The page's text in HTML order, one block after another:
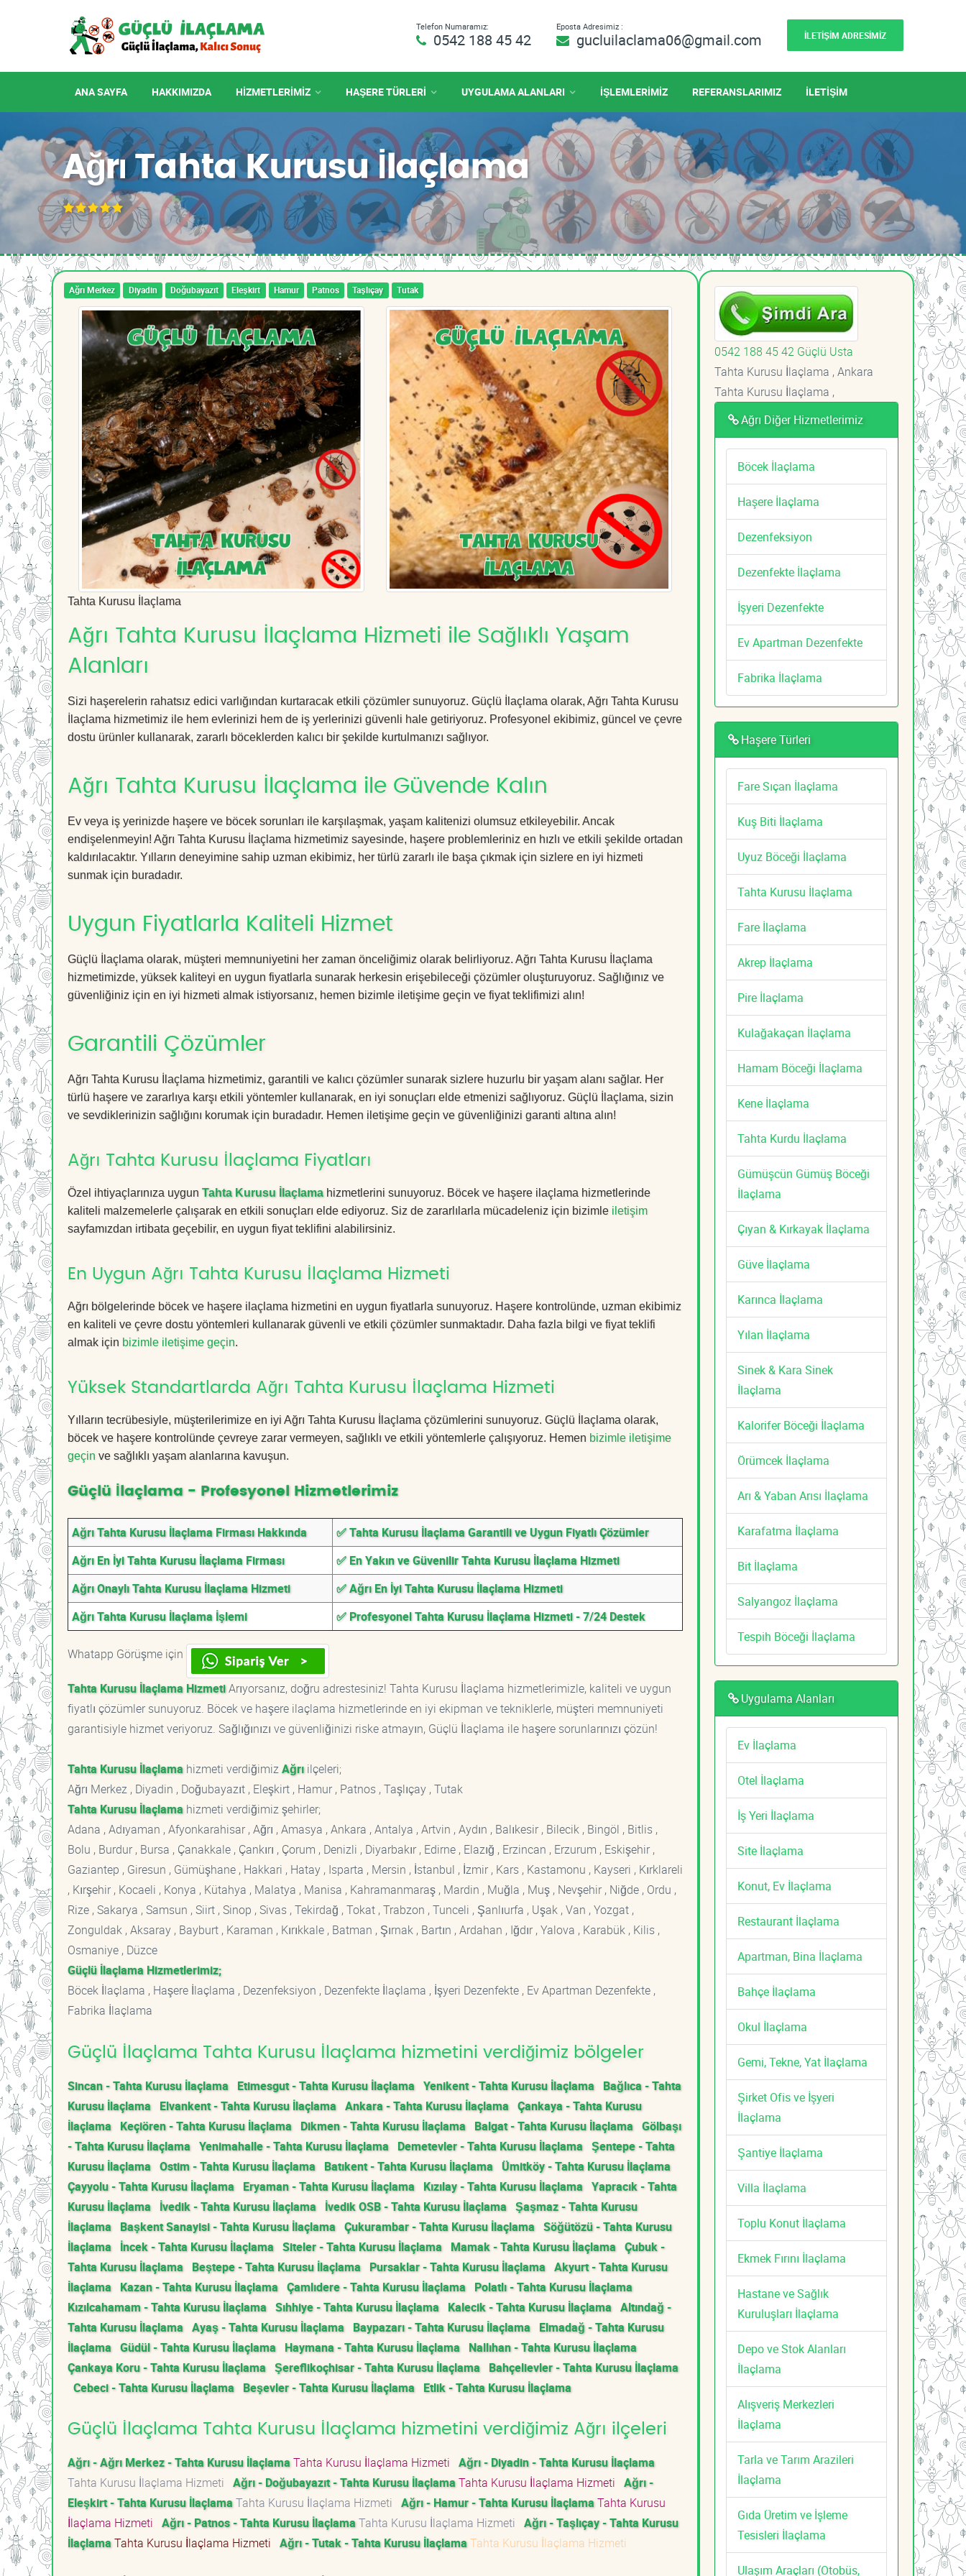
Telefon Numaramız:
0542 188 45 42
Eposta Adresimiz :
gucluilaclama06@gmail.com İLETİŞİM ADRESİMİZ
ANA SAYFA HAKKIMIZDA HIZMETLERIMIZ HAŞERE TÜRLERİ UYGULAMA ALANLARI İŞLEMLERİMİZ REFERANSLARIMIZ İLETİŞİM
Ağrı Tahta Kurusu İlaçlama
Ağrı Merkez Diyadin Doğubayazıt Eleşkirt Hamur Patnos Taşlıçay Tutak
Tahta Kurusu İlaçlama
Ağrı Tahta Kurusu İlaçlama Hizmeti ile Sağlıklı Yaşam
Alanları
Sizi haşerelerin rahatsız edici varlığından kurtaracak etkili çözümler sunuyoruz. Güçlü İlaçlama olarak, Ağrı Tahta Kurusu
İlaçlama hizmetimiz ile hem evlerinizi hem de iş yerlerinizi güvenli hale getiriyoruz. Profesyonel ekibimiz, güncel ve çevre
dostu ürünler kullanarak, zararlı böceklerden kalıcı bir şekilde kurtulmanızı sağlıyor.
Ağrı Tahta Kurusu İlaçlama ile Güvende Kalın
Ev veya iş yerinizde haşere ve böcek sorunları ile karşılaşmak, yaşam kalitenizi olumsuz etkileyebilir. Ancak
endişelenmeyin! Ağrı Tahta Kurusu İlaçlama hizmetimiz sayesinde, haşere problemleriniz en hızlı ve etkili şekilde ortadan
kaldırılacaktır. Yılların deneyimine sahip uzman ekibimiz, her türlü zararlı ile başa çıkmak için sizlere en iyi hizmeti
sunmak için buradadır.
Uygun Fiyatlarla Kaliteli Hizmet
Güçlü İlaçlama olarak, müşteri memnuniyetini her zaman önceliğimiz olarak belirliyoruz. Ağrı Tahta Kurusu İlaçlama
hizmetimizde, yüksek kaliteyi en uygun fiyatlarla sunarak herkesin erişebileceği çözümler oluşturuyoruz. Sağlığınız ve
güvenliğiniz için en iyi hizmeti almak istiyorsanız, hemen bizimle iletişime geçin ve fiyat teklifimizi alın!
Garantili Çözümler
Ağrı Tahta Kurusu İlaçlama hizmetimiz, garantili ve kalıcı çözümler sunarak sizlere huzurlu bir yaşam alanı sağlar. Her
türlü haşere ve zararlıya karşı etkili yöntemler kullanarak, en iyi sonuçları elde etmenizi sağlıyoruz. Güçlü İlaçlama, sizin
ve sevdiklerinizin sağlığını korumak için buradadır. Hemen iletişime geçin ve güvenliğinizi garanti altına alın!
Ağrı Tahta Kurusu İlaçlama Fiyatları
Özel ihtiyaçlarınıza uygun Tahta Kurusu İlaçlamahizmetlerini sunuyoruz. Böcek ve haşere ilaçlama hizmetlerinde
kaliteli malzemelerle çalışarak en etkili sonuçları elde ediyoruz. Siz de zararlılarla mücadeleniz için bizimle iletişim
sayfamızdan irtibata geçebilir, en uygun fiyat teklifini alabilirsiniz.
En Uygun Ağrı Tahta Kurusu İlaçlama Hizmeti
Ağrı bölgelerinde böcek ve haşere ilaçlama hizmetini en uygun fiyatlarla sunuyoruz. Haşere kontrolünde, uzman ekibimiz
en kaliteli ve çevre dostu yöntemleri kullanarak güvenli ve etkili çözümler sunmaktadır. Daha fazla bilgi ve fiyat teklifi
almak için bizimle iletişime geçin.
Yüksek Standartlarda Ağrı Tahta Kurusu İlaçlama Hizmeti
Yılların tecrübesiyle, müşterilerimize en iyi Ağrı Tahta Kurusu İlaçlama çözümlerini sunuyoruz. Güçlü İlaçlama olarak,
böcek ve haşere kontrolünde çevreye zarar vermeyen, sağlıklı ve etkili yöntemlerle çalışıyoruz. Hemen bizimle iletişime
geçin ve sağlıklı yaşam alanlarına kavuşun.
Güçlü İlaçlama - Profesyonel Hizmetlerimiz
Ağrı Tahta Kurusu İlaçlama Firması Hakkında
✅ Tahta Kurusu İlaçlama Garantili ve Uygun Fiyatlı Çözümler
Ağrı En İyi Tahta Kurusu İlaçlama Firması
✅ En Yakın ve Güvenilir Tahta Kurusu İlaçlama Hizmeti
Ağrı Onaylı Tahta Kurusu İlaçlama Hizmeti
✅ Ağrı En İyi Tahta Kurusu İlaçlama Hizmeti
Ağrı Tahta Kurusu İlaçlama İşlemi
✅ Profesyonel Tahta Kurusu İlaçlama Hizmeti - 7/24 Destek
Whatapp Görüşme için
Tahta Kurusu İlaçlama HizmetiArıyorsanız, doğru adrestesiniz! Tahta Kurusu İlaçlama hizmetlerimizle, kaliteli ve uygun
fiyatlı çözümler sunuyoruz. Böcek ve haşere ilaçlama hizmetlerinde en iyi ekipman ve tekniklerle, müşteri memnuniyeti
garantisiyle hizmet veriyoruz. Sağlığınızı ve güvenliğinizi riske atmayın, Güçlü İlaçlama ile haşere sorunlarınızı çözün!
Tahta Kurusu İlaçlama hizmeti verdiğimizAğrıilçeleri;
Ağrı Merkez , Diyadin , Doğubayazıt , Eleşkirt , Hamur , Patnos , Taşlıçay , Tutak
Tahta Kurusu İlaçlama hizmeti verdiğimiz şehirler;
Adana , Adıyaman , Afyonkarahisar , Ağrı , Amasya , Ankara , Antalya , Artvin , Aydın , Balıkesir , Bilecik , Bingöl , Bitlis ,
Bolu , Burdur , Bursa , Çanakkale , Çankırı , Çorum , Denizli , Diyarbakır , Edirne , Elazığ , Erzincan , Erzurum , Eskişehir ,
Gaziantep , Giresun , Gümüşhane , Hakkari , Hatay , Isparta , Mersin , İstanbul , İzmir , Kars , Kastamonu , Kayseri , Kırklareli
, Kırşehir , Kocaeli , Konya , Kütahya , Malatya , Manisa , Kahramanmaraş , Mardin , Muğla , Muş , Nevşehir , Niğde , Ordu ,
Rize , Sakarya , Samsun , Siirt , Sinop , Sivas , Tekirdağ , Tokat , Trabzon , Tunceli , Şanlıurfa , Uşak , Van , Yozgat ,
Zonguldak , Aksaray , Bayburt , Karaman , Kırıkkale , Batman , Şırnak , Bartın , Ardahan , Iğdır , Yalova , Karabük , Kilis ,
Osmaniye , Düzce
Güçlü İlaçlama Hizmetlerimiz;
Böcek İlaçlama , Haşere İlaçlama , Dezenfeksiyon , Dezenfekte İlaçlama , İşyeri Dezenfekte , Ev Apartman Dezenfekte ,
Fabrika İlaçlama
Güçlü İlaçlama Tahta Kurusu İlaçlama hizmetini verdiğimiz bölgeler
Sincan - Tahta Kurusu İlaçlama Etimesgut - Tahta Kurusu İlaçlama Yenikent - Tahta Kurusu İlaçlama Bağlıca - Tahta
Kurusu İlaçlama Elvankent - Tahta Kurusu İlaçlama Ankara - Tahta Kurusu İlaçlama Çankaya - Tahta Kurusu
İlaçlama Keçiören - Tahta Kurusu İlaçlama Dikmen - Tahta Kurusu İlaçlama Balgat - Tahta Kurusu İlaçlama Gölbaşı
- Tahta Kurusu İlaçlama Yenimahalle - Tahta Kurusu İlaçlama Demetevler - Tahta Kurusu İlaçlama Şentepe - Tahta
Kurusu İlaçlama Ostim - Tahta Kurusu İlaçlama Batıkent - Tahta Kurusu İlaçlama Ümitköy - Tahta Kurusu İlaçlama
Çayyolu - Tahta Kurusu İlaçlama Eryaman - Tahta Kurusu İlaçlama Kızılay - Tahta Kurusu İlaçlama Yapracık - Tahta
Kurusu İlaçlama İvedik - Tahta Kurusu İlaçlama İvedik OSB - Tahta Kurusu İlaçlama Şaşmaz - Tahta Kurusu
İlaçlama Başkent Sanayisi - Tahta Kurusu İlaçlama Çukurambar - Tahta Kurusu İlaçlama Söğütözü - Tahta Kurusu
İlaçlama İncek - Tahta Kurusu İlaçlama Siteler - Tahta Kurusu İlaçlama Mamak - Tahta Kurusu İlaçlama Çubuk -
Tahta Kurusu İlaçlama Beştepe - Tahta Kurusu İlaçlama Pursaklar - Tahta Kurusu İlaçlama Akyurt - Tahta Kurusu
İlaçlama Kazan - Tahta Kurusu İlaçlama Çamlıdere - Tahta Kurusu İlaçlama Polatlı - Tahta Kurusu İlaçlama
Kızılcahamam - Tahta Kurusu İlaçlama Sıhhiye - Tahta Kurusu İlaçlama Kalecik - Tahta Kurusu İlaçlama Altındağ -
Tahta Kurusu İlaçlama Ayaş - Tahta Kurusu İlaçlama Baypazarı - Tahta Kurusu İlaçlama Elmadağ - Tahta Kurusu
İlaçlama Güdül - Tahta Kurusu İlaçlama Haymana - Tahta Kurusu İlaçlama Nallıhan - Tahta Kurusu İlaçlama
Çankaya Koru - Tahta Kurusu İlaçlama Şereflikoçhisar - Tahta Kurusu İlaçlama Bahçelievler - Tahta Kurusu İlaçlama
Cebeci - Tahta Kurusu İlaçlama Beşevler - Tahta Kurusu İlaçlama Etlik - Tahta Kurusu İlaçlama
Güçlü İlaçlama Tahta Kurusu İlaçlama hizmetini verdiğimiz Ağrı ilçeleri
Ağrı - Ağrı Merkez - Tahta Kurusu İlaçlamaTahta Kurusu İlaçlama Hizmeti Ağrı - Diyadin - Tahta Kurusu İlaçlama
Tahta Kurusu İlaçlama Hizmeti Ağrı - Doğubayazıt - Tahta Kurusu İlaçlamaTahta Kurusu İlaçlama Hizmeti Ağrı -
Eleşkirt - Tahta Kurusu İlaçlamaTahta Kurusu İlaçlama Hizmeti Ağrı - Hamur - Tahta Kurusu İlaçlamaTahta Kurusu
İlaçlama Hizmeti Ağrı - Patnos - Tahta Kurusu İlaçlamaTahta Kurusu İlaçlama Hizmeti Ağrı - Taşlıçay - Tahta Kurusu
İlaçlamaTahta Kurusu İlaçlama Hizmeti Ağrı - Tutak - Tahta Kurusu İlaçlamaTahta Kurusu İlaçlama Hizmeti
0542 188 45 42 Güçlü Usta
Tahta Kurusu İlaçlama , Ankara
Tahta Kurusu İlaçlama ,
Ağrı Diğer Hizmetlerimiz
Böcek İlaçlama
Haşere İlaçlama
Dezenfeksiyon
Dezenfekte İlaçlama
İşyeri Dezenfekte
Ev Apartman Dezenfekte
Fabrika İlaçlama
Haşere Türleri
Fare Sıçan İlaçlama
Kuş Biti İlaçlama
Uyuz Böceği İlaçlama
Tahta Kurusu İlaçlama
Fare İlaçlama
Akrep İlaçlama
Pire İlaçlama
Kulağakaçan İlaçlama
Hamam Böceği İlaçlama
Kene İlaçlama
Tahta Kurdu İlaçlama
Gümüşcün Gümüş Böceği
İlaçlama
Çıyan & Kırkayak İlaçlama
Güve İlaçlama
Karınca İlaçlama
Yılan İlaçlama
Sinek & Kara Sinek
İlaçlama
Kalorifer Böceği İlaçlama
Örümcek İlaçlama
Arı & Yaban Arısı İlaçlama
Karafatma İlaçlama
Bit İlaçlama
Salyangoz İlaçlama
Tespih Böceği İlaçlama
Uygulama Alanları
Ev İlaçlama
Otel İlaçlama
İş Yeri İlaçlama
Site İlaçlama
Konut, Ev İlaçlama
Restaurant İlaçlama
Apartman, Bina İlaçlama
Bahçe İlaçlama
Okul İlaçlama
Gemi, Tekne, Yat İlaçlama
Şirket Ofis ve İşyeri
İlaçlama
Şantiye İlaçlama
Villa İlaçlama
Toplu Konut İlaçlama
Ekmek Fırını İlaçlama
Hastane ve Sağlık
Kuruluşları İlaçlama
Depo ve Stok Alanları
İlaçlama
Alışveriş Merkezleri
İlaçlama
Tarla ve Tarım Arazileri
İlaçlama
Gıda Üretim ve İşleme
Tesisleri İlaçlama
Ulaşım Araçları (Otobüs,